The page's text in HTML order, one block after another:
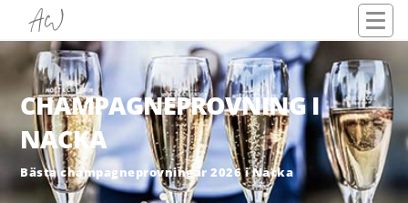
CHAMPAGNEPROVNING I
NACKA
Bästa champagneprovningar 2026 i Nacka